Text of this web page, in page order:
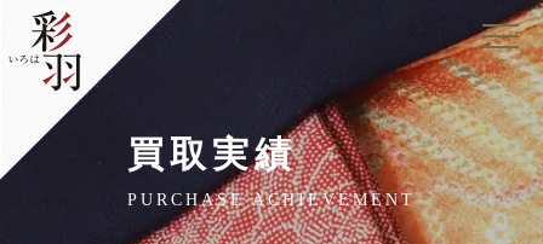
買取実績
PURCHASE ACHIEVEMENT